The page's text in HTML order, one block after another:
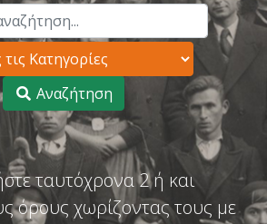
Αναζήτηση
ταυτόχρονα 2 ή και
όρους χωρίζοντας τους με